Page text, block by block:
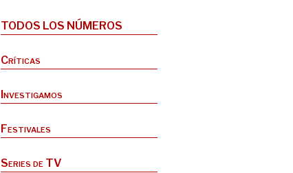
TODOS LOS NÚMEROS
Críticas
Investigamos
Festivales
Series de TV